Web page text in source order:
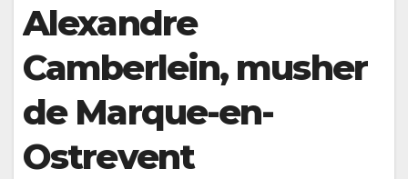
Alexandre
Camberlein, musher
de Marque-en-
Ostrevent